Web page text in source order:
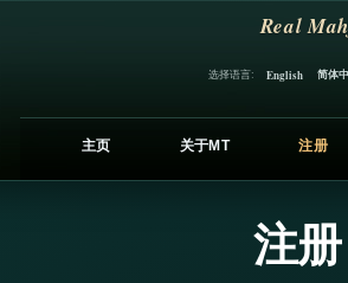
Real
选择语言: English 简体
主页 关于MT 注册
注册